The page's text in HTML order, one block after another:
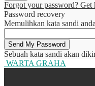
Forgot your password? Get
Password recovery
Memulihkan kata sandi anda
Sebuah kata sandi akan
WARTA GRAHA